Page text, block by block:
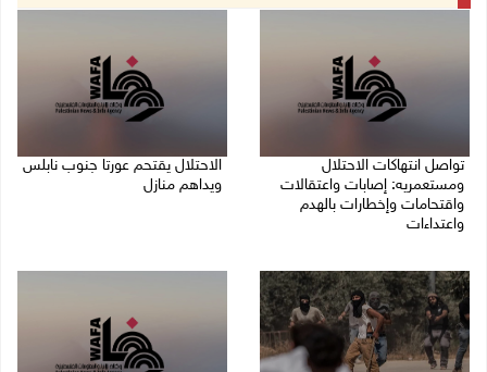
تواصل انتهاكات الاحتلال
ومستعمريه: إصابات واعتقالات
واقتحامات وإخطارات بالهدم
واعتداءات
الاحتلال يقتحم عورتا جنوب نابلس
ويداهم منازل